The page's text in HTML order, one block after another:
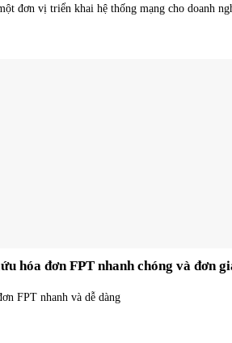
đơn vị triển khai hệ thống mạng cho doanh
hóa đơn FPT nhanh chóng và đơn
FPT nhanh và dễ dàng